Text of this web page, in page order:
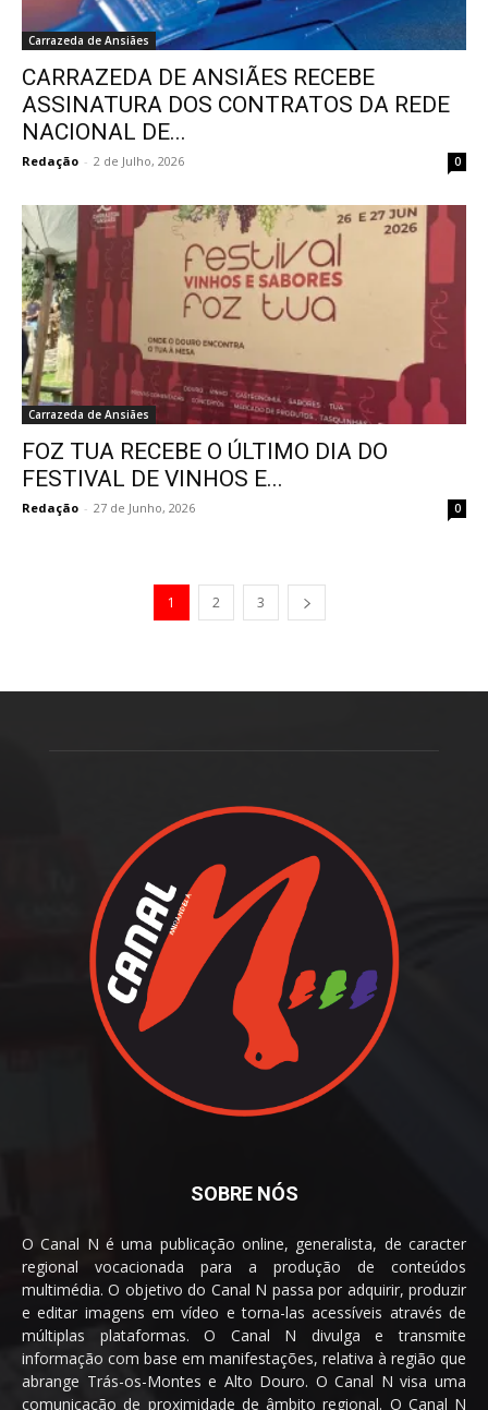
Carrazeda de Ansiães
CARRAZEDA DE ANSIÃES RECEBE
ASSINATURA DOS CONTRATOS DA REDE
NACIONAL DE...
Redação - 2 de Julho, 2026 0
Carrazeda de Ansiães
FOZ TUA RECEBE O ÚLTIMO DIA DO
FESTIVAL DE VINHOS E...
Redação - 27 de Junho, 2026 0
1 2 3
SOBRE NÓS
O Canal N é uma publicação online, generalista, de caracter
regional vocacionada para a produção de conteúdos
multimédia. O objetivo do Canal N passa por adquirir, produzir
e editar imagens em vídeo e torna-las acessíveis através de
múltiplas plataformas. O Canal N divulga e transmite
informação com base em manifestações, relativa à região que
abrange Trás-os-Montes e Alto Douro. O Canal N visa uma
comunicação de proximidade de âmbito regional. O Canal N